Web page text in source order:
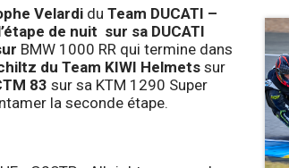
Velardi du Team DUCATI –
de nuit sur sa DUCATI
BMW 1000 RR qui termine dans
du Team KIWI Helmets sur
83 sur sa KTM 1290 Super
la seconde étape.